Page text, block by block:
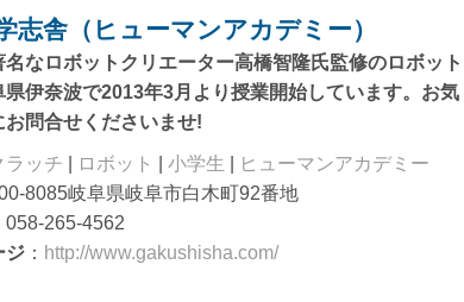
志舎（ヒューマンアカデミー）
名なロボットクリエーター高橋智隆氏監修のロボット
県伊奈波で2013年3月より授業開始しています。お気
お問合せくださいませ!
ラッチ ロボット 小学生
ヒューマンアカデミー
8085岐阜県岐阜市白木町92番地
058-265-4562
ジ ： http://www.gakushisha.com/